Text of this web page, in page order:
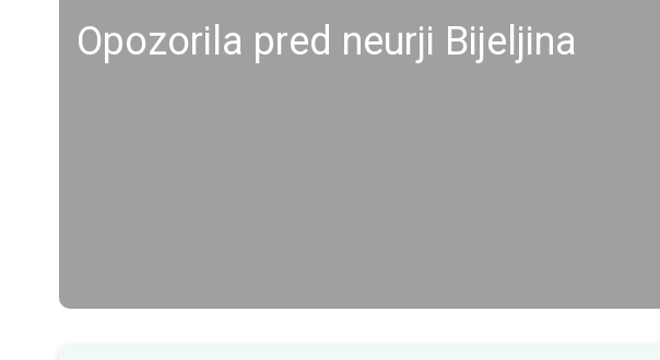
Opozorila pred neurji Bijeljina